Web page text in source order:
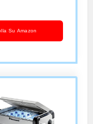
Su Amazon